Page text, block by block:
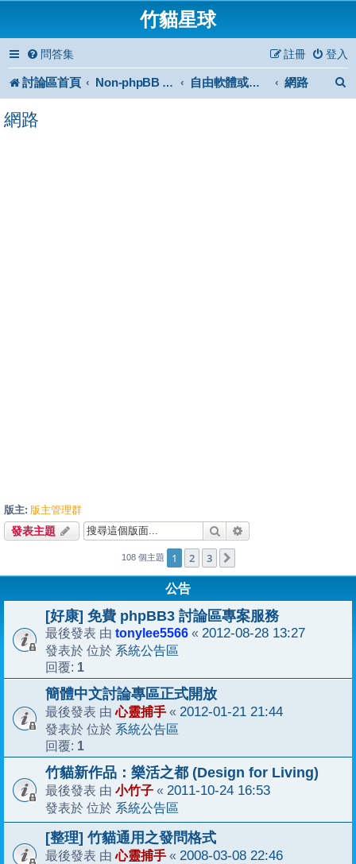
竹貓星球
問答集 登入
註冊
討論區首頁 Non-phpBB specific 自由軟體或免費軟體 網路
網路
版主: 版主管理群
發表主題 搜尋
108 個主題 1 2 3
公告
[好康] 免費 phpBB3 討論區專案服務
最後發表 由 tonylee5566 « 2012-08-28 13:27
發表於 位於 系統公告區
回覆: 1
簡體中文討論專區正式開放
最後發表 由心靈捕手 « 2012-01-21 21:44
發表於 位於 系統公告區
回覆: 1
竹貓新作品：樂活之都 (Design for Living)
最後發表 由 小竹子 « 2011-10-24 16:53
發表於 位於 系統公告區
[整理] 竹貓通用之發問格式
最後發表 由心靈捕手 « 2008-03-08 22:46